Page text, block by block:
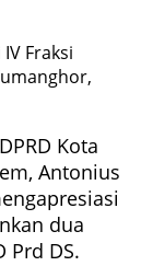
Fraksi
Kota
Antonius
dua
Prd DS.